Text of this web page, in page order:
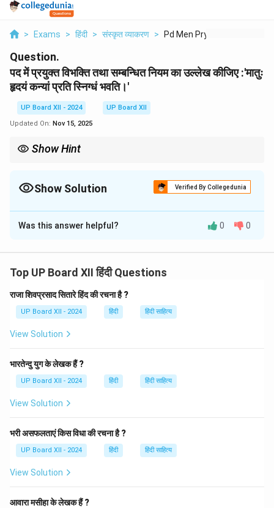
> Exams > हिंदी > संस्कृत व्याकरण > Pd Men Pryukt Vibhkt...
Question.
पद में प्रयुक्त विभक्ति तथा सम्बन्धित नियम का उल्लेख कीजिए :'मातुः
हृदयं कन्यां प्रति स्निग्धं भवति।'
UP Board XII - 2024
UP Board XII
Updated On: Nov 15, 2025
Show Hint
Show Solution Verified By Collegedunia
Solution and Explanation
विभक्ति:षष्ठी विभक्ति (सम्बन्ध कारक)
व्याख्या:वाक्य में 'मातुः' पद षष्ठी विभक्ति में है, जो यह दर्शाता है कि
**'हृदय' (हृदयं) किसका है?**। संस्कृत में किसी के स्वामित्व या संबंध
को प्रकट करने के लिए षष्ठी विभक्ति का प्रयोग किया जाता है। यहाँ
**'मातुः हृदयं' का अर्थ 'माता का हृदय'** होता है।
Was this answer helpful? 0 0
Top UP Board XII हिंदी Questions
राजा शिवप्रसाद सितारे हिंद की रचना है ?
UP Board XII - 2024 हिंदी हिंदी साहित्य
View Solution
भारतेन्दु युग के लेखक हैं ?
UP Board XII - 2024 हिंदी हिंदी साहित्य
View Solution
भरी असफलताएं किस विधा की रचना है ?
UP Board XII - 2024 हिंदी हिंदी साहित्य
View Solution
आवारा मसीहा के लेखक हैं ?